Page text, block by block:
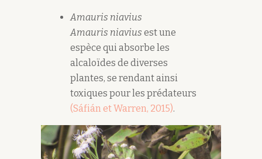
Amauris niavius
Amauris niavius est une
espèce qui absorbe les
alcaloïdes de diverses
plantes, se rendant ainsi
toxiques pour les prédateurs
(Sáfián et Warren, 2015).